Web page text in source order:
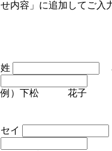
せ内容」に追加してご入
姓
例）下松 花子
セイ